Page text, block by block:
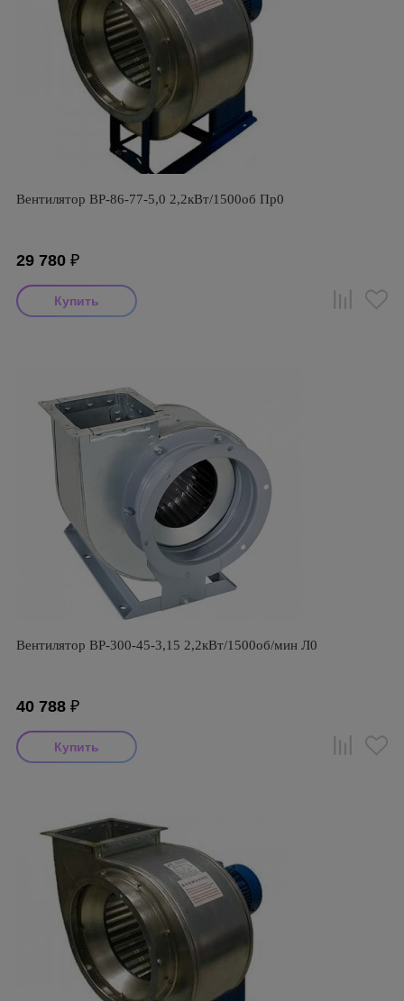
Вентилятор ВР-86-77-5,0 2,2кВт/1500об Пр0
29 780 ₽
Вентилятор ВР-300-45-3,15 2,2кВт/1500об/мин Л0
40 788 ₽